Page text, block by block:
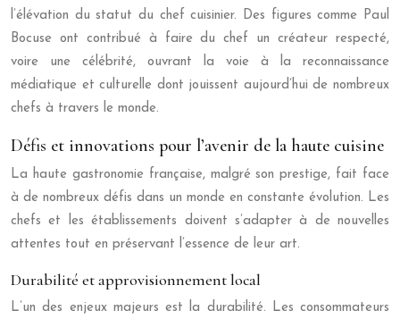
l’élévation du statut du chef cuisinier. Des figures comme Paul
Bocuse ont contribué à faire du chef un créateur respecté,
voire une célébrité, ouvrant la voie à la reconnaissance
médiatique et culturelle dont jouissent aujourd’hui de nombreux
chefs à travers le monde.
Défis et innovations pour l’avenir de la haute cuisine
La haute gastronomie française, malgré son prestige, fait face
à de nombreux défis dans un monde en constante évolution. Les
chefs et les établissements doivent s’adapter à de nouvelles
attentes tout en préservant l’essence de leur art.
Durabilité et approvisionnement local
L’un des enjeux majeurs est la durabilité. Les consommateurs